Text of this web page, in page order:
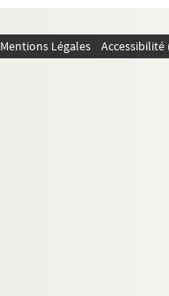
Mentions Légales